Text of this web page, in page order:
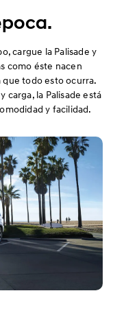
cargue la Palisade y
como éste nacen
que todo esto ocurra.
carga, la Palisade está
y facilidad.